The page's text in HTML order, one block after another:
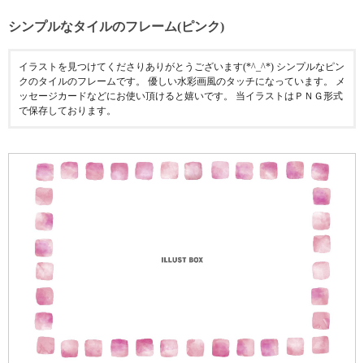
シンプルなタイルのフレーム(ピンク)
イラストを見つけてくださりありがとうございます(*^_^*) シンプルなピン
クのタイルのフレームです。 優しい水彩画風のタッチになっています。 メ
ッセージカードなどにお使い頂けると嬉いです。 当イラストはＰＮＧ形式
で保存しております。